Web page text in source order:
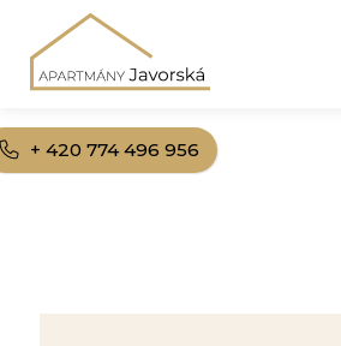
+ 420 774 496 956